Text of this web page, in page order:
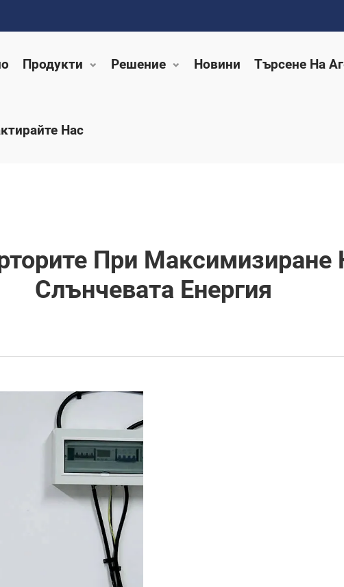
Продукти Решение Новини Търсене На
Нас
При Максимизиране
Слънчевата Енергия